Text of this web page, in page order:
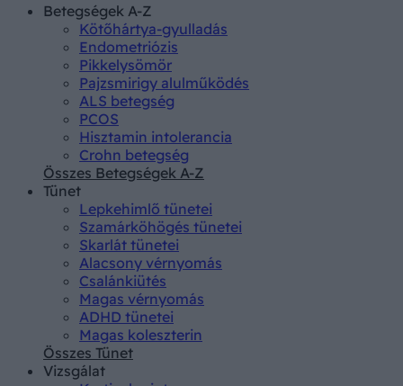
Betegségek A-Z
Kötőhártya-gyulladás
Endometriózis
Pikkelysömör
Pajzsmirigy alulműködés
ALS betegség
PCOS
Hisztamin intolerancia
Crohn betegség
Összes Betegségek A-Z
Tünet
Lepkehimlő tünetei
Szamárköhögés tünetei
Skarlát tünetei
Alacsony vérnyomás
Csalánkiütés
Magas vérnyomás
ADHD tünetei
Magas koleszterin
Összes Tünet
Vizsgálat